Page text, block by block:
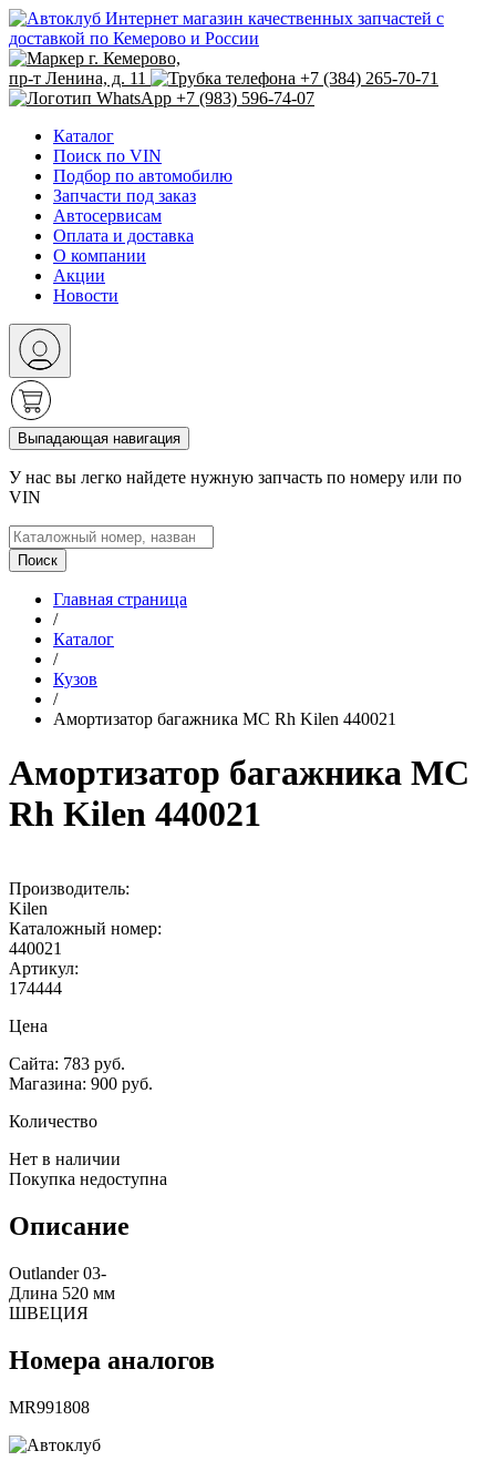
Интернет магазин качественных запчастей с
доставкой по Кемерово и России
г. Кемерово,
пр-т Ленина, д. 11
+7 (384) 265-70-71
+7 (983) 596-74-07
Каталог
Поиск по VIN
Подбор по автомобилю
Запчасти под заказ
Автосервисам
Оплата и доставка
О компании
Акции
Новости
Выпадающая навигация
У нас вы легко найдете нужную запчасть по номеру или по
VIN
Поиск
Главная страница
/
Каталог
/
Кузов
/
Амортизатор багажника MC Rh Kilen 440021
Амортизатор багажника MC
Rh Kilen 440021
Производитель:
Kilen
Каталожный номер:
440021
Артикул:
174444
Цена
Сайта: 783 руб.
Магазина: 900 руб.
Количество
Нет в наличии
Покупка недоступна
Описание
Outlander 03-
Длина 520 мм
ШВЕЦИЯ
Номера аналогов
MR991808